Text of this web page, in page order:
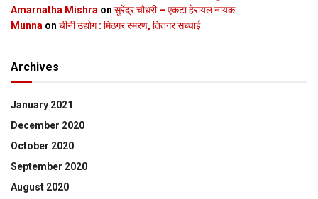
Amarnatha Mishra on सुरेंद्र चौधरी – एकटा हेरायल नायक
Munna on चीनी उद्योग : मिठगर स्‍मरण, तितगर सच्‍चाई
Archives
January 2021
December 2020
October 2020
September 2020
August 2020